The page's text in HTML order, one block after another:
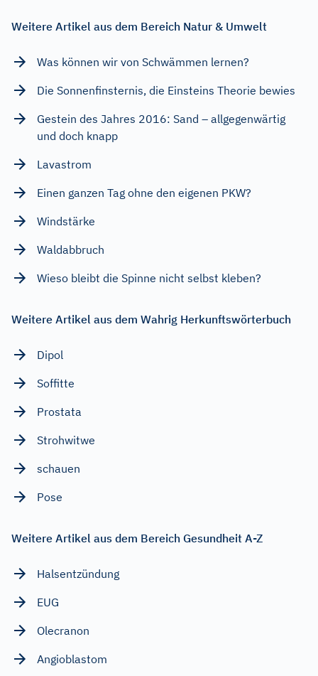
Weitere Artikel aus dem Bereich Natur & Umwelt
Was können wir von Schwämmen lernen?
Die Sonnenfinsternis, die Einsteins Theorie bewies
Gestein des Jahres 2016: Sand – allgegenwärtig
und doch knapp
Lavastrom
Einen ganzen Tag ohne den eigenen PKW?
Windstärke
Waldabbruch
Wieso bleibt die Spinne nicht selbst kleben?
Weitere Artikel aus dem Wahrig Herkunftswörterbuch
Dipol
Soffitte
Prostata
Strohwitwe
schauen
Pose
Weitere Artikel aus dem Bereich Gesundheit A-Z
Halsentzündung
EUG
Olecranon
Angioblastom